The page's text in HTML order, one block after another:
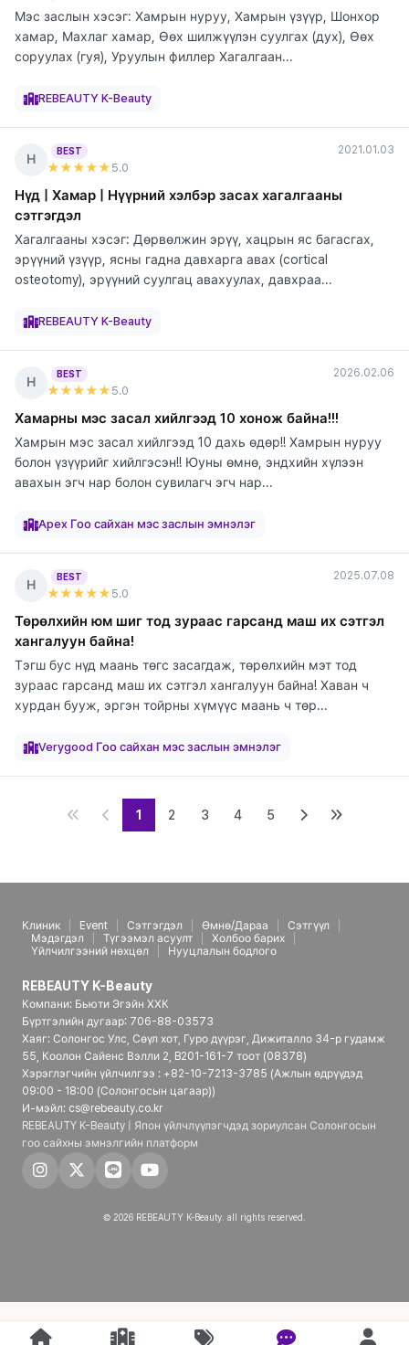
Мэс заслын хэсэг: Хамрын нуруу, Хамрын үзүүр, Шонхор
хамар, Махлаг хамар, Өөх шилжүүлэн суулгах (дух), Өөх
соруулах (гуя), Уруулын филлер Хагалгаан...
REBEAUTY K-Beauty
Н
BEST
★★★★★ 5.0
2021.01.03
Нүд | Хамар | Нүүрний хэлбэр засах хагалгааны
сэтгэгдэл
Хагалгааны хэсэг: Дөрвөлжин эрүү, хацрын яс багасгах,
эрүүний үзүүр, ясны гадна давхарга авах (cortical
osteotomy), эрүүний суулгац авахуулах, давхраа...
REBEAUTY K-Beauty
Н
BEST
★★★★★ 5.0
2026.02.06
Хамарны мэс засал хийлгээд 10 хонож байна!!!
Хамрын мэс засал хийлгээд 10 дахь өдөр!! Хамрын нуруу
болон үзүүрийг хийлгэсэн!! Юуны өмнө, эндхийн хүлээн
авахын эгч нар болон сувилагч эгч нар...
Apex Гоо сайхан мэс заслын эмнэлэг
Н
BEST
★★★★★ 5.0
2025.07.08
Төрөлхийн юм шиг тод зураас гарсанд маш их сэтгэл
хангалуун байна!
Тэгш бус нүд маань төгс засагдаж, төрөлхийн мэт тод
зураас гарсанд маш их сэтгэл хангалуун байна! Хаван ч
хурдан бууж, эргэн тойрны хүмүүс маань ч төр...
Verygood Гоо сайхан мэс заслын эмнэлэг
1 2 3 4 5
Клиник Event Сэтгэгдэл Өмнө/Дараа
Сэтгүүл
Мэдэгдэл
Түгээмэл асуулт
Холбоо барих
Үйлчилгээний нөхцөл
Нууцлалын бодлого
REBEAUTY K-Beauty
Компани: Бьюти Эгэйн ХХК
Бүртгэлийн дугаар: 706-88-03573
Хаяг: Солонгос Улс, Сөүл хот, Гуро дүүрэг, Дижиталло 34-р гудамж
55, Коолон Сайенс Вэлли 2, B201-161-7 тоот (08378)
Хэрэглэгчийн үйлчилгээ : +82-10-7213-3785 (Ажлын өдрүүдэд
09:00 - 18:00 (Солонгосын цагаар))
И-мэйл: cs@rebeauty.co.kr
REBEAUTY K-Beauty | Япон үйлчлүүлэгчдэд зориулсан Солонгосын
гоо сайхны эмнэлгийн платформ
© 2026 REBEAUTY K-Beauty. all rights reserved.